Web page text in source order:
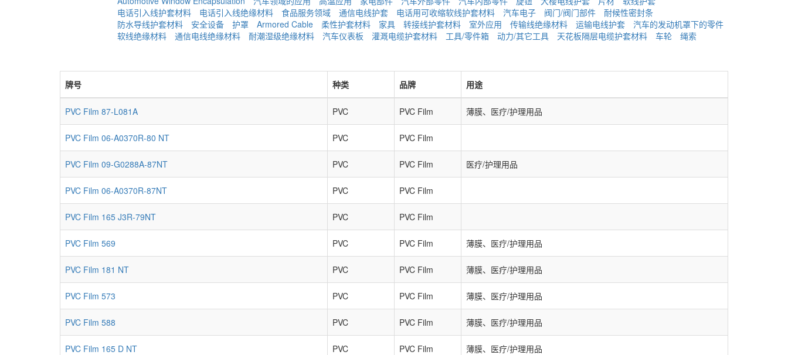
电话引入线护套材料
电话引入线绝缘材料 食品服务领域 通信电线护套 电话用可收缩软线护套材料 汽车电子 阀门/阀门部件
耐候性密封条
防水导线护套材料
安全设备 护罩 Armored Cable 柔性护套材料 家具 转接线护套材料 室外应用 传输线绝缘材料 运输电线护套
汽车的发动机罩下的零件
软线绝缘材料
通信电线绝缘材料 耐潮湿级绝缘材料 汽车仪表板 灌溉电缆护套材料 工具/零件箱 动力/其它工具 天花板隔层电缆护套材料 车轮 绳索
牌号 种类 品牌 用途
PVC Film 87-L081A PVC PVC Film 薄膜、医疗/护理用品
PVC Film 06-A0370R-80 NT PVC PVC Film
PVC Film 09-G0288A-87NT PVC PVC Film 医疗/护理用品
PVC Film 06-A0370R-87NT PVC PVC Film
PVC Film 165 J3R-79NT PVC PVC Film
PVC Film 569 PVC PVC Film 薄膜、医疗/护理用品
PVC Film 181 NT PVC PVC Film 薄膜、医疗/护理用品
PVC Film 573 PVC PVC Film 薄膜、医疗/护理用品
PVC Film 588 PVC PVC Film 薄膜、医疗/护理用品
PVC Film 165 D NT PVC PVC Film 薄膜、医疗/护理用品